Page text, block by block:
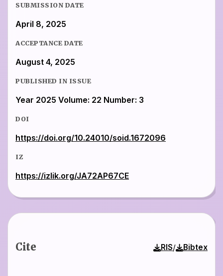
SUBMISSION DATE
April 8, 2025
ACCEPTANCE DATE
August 4, 2025
PUBLISHED IN ISSUE
Year 2025 Volume: 22 Number: 3
DOI
https://doi.org/10.24010/soid.1672096
IZ
https://izlik.org/JA72AP67CE
Cite RIS/ Bibtex